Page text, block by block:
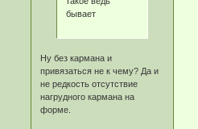
бывает
Ну без кармана и
привязаться не к чему? Да и
не редкость отсутствие
нагрудного кармана на
форме.